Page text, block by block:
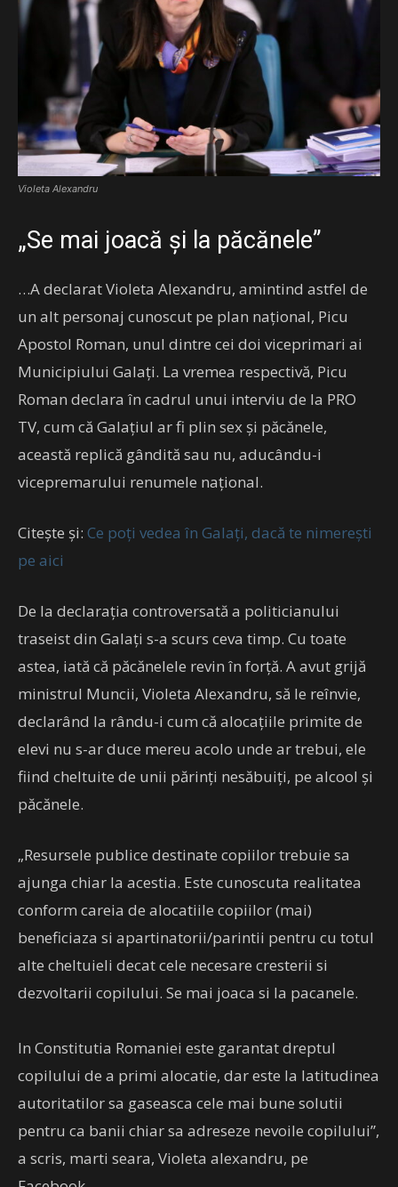
Violeta Alexandru
„Se mai joacă și la păcănele”
…A declarat Violeta Alexandru, amintind astfel de
un alt personaj cunoscut pe plan național, Picu
Apostol Roman, unul dintre cei doi viceprimari ai
Municipiului Galați. La vremea respectivă, Picu
Roman declara în cadrul unui interviu de la PRO
TV, cum că Galațiul ar fi plin sex și păcănele,
această replică gândită sau nu, aducându-i
vicepremarului renumele național.
Citește și: Ce poți vedea în Galați, dacă te nimerești
pe aici
De la declarația controversată a politicianului
traseist din Galați s-a scurs ceva timp. Cu toate
astea, iată că păcănelele revin în forță. A avut grijă
ministrul Muncii, Violeta Alexandru, să le reînvie,
declarând la rându-i cum că alocațiile primite de
elevi nu s-ar duce mereu acolo unde ar trebui, ele
fiind cheltuite de unii părinți nesăbuiți, pe alcool și
păcănele.
„Resursele publice destinate copiilor trebuie sa
ajunga chiar la acestia. Este cunoscuta realitatea
conform careia de alocatiile copiilor (mai)
beneficiaza si apartinatorii/parintii pentru cu totul
alte cheltuieli decat cele necesare cresterii si
dezvoltarii copilului. Se mai joaca si la pacanele.
In Constitutia Romaniei este garantat dreptul
copilului de a primi alocatie, dar este la latitudinea
autoritatilor sa gaseasca cele mai bune solutii
pentru ca banii chiar sa adreseze nevoile copilului”,
a scris, marti seara, Violeta alexandru, pe